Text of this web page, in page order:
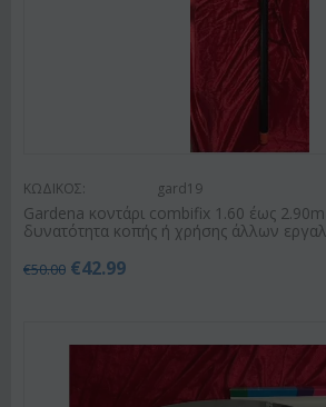
ΚΩΔΙΚΟΣ: gard19
Gardena κοντάρι combifix 1.60 έως
δυνατότητα κοπής ή χρήσης άλλων
€50.00 €42.99